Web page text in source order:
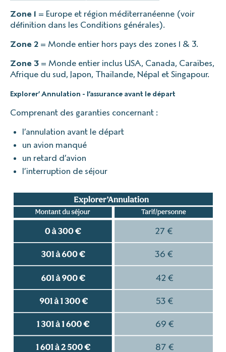
Zone 1 = Europe et région méditerranéenne (voir
définition dans les Conditions générales).
Zone 2 = Monde entier hors pays des zones 1 & 3.
Zone 3 = Monde entier inclus USA, Canada, Caraïbes,
Afrique du sud, Japon, Thaïlande, Népal et Singapour.
Explorer’ Annulation - l’assurance avant le départ
Comprenant des garanties concernant :
l’annulation avant le départ
un avion manqué
un retard d’avion
l’interruption de séjour